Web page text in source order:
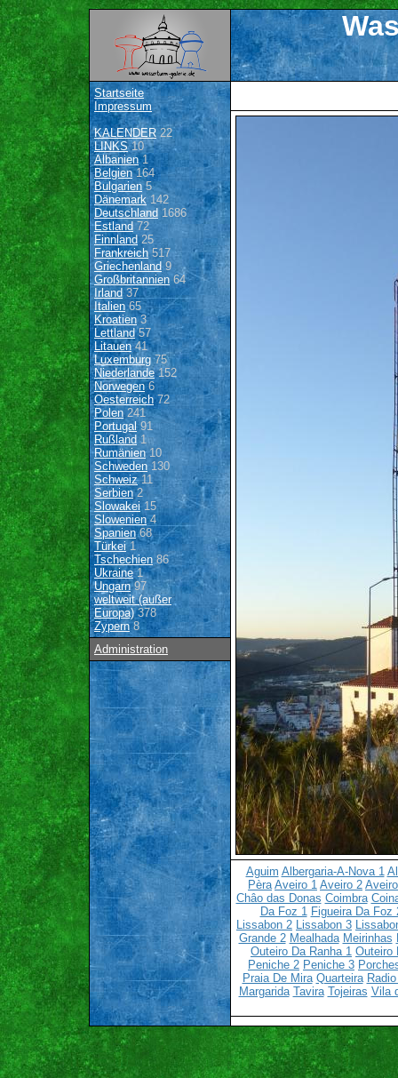
Startseite
Impressum
KALENDER22
LINKS10
Albanien1
Belgien164
Bulgarien 5
Dänemark142
Deutschland 1686
Estland 72
Finnland 25
Frankreich517
Griechenland9
Großbritannien64
Irland 37
Italien65
Kroatien3
Lettland57
Litauen41
Luxemburg 75
Niederlande152
Norwegen6
Oesterreich72
Polen 241
Portugal91
Rußland 1
Rumänien10
Schweden 130
Schweiz11
Serbien2
Slowakei15
Slowenien4
Spanien68
Türkei1
Tschechien 86
Ukraine1
Ungarn97
weltweit (außer
Europa)378
Zypern8
Administration
Aguim Albergaria-A-Nova 1
Pèra Aveiro 1 Aveiro 2
Châo das Donas Coimbra
Da Foz 1 Figueira Da Foz
Lissabon 2 Lissabon 3
Grande 2 Mealhada Meirinhas
Outeiro Da Ranha 1 Outeiro
Peniche 2 Peniche 3
Praia De Mira Quarteira
Margarida Tavira Tojeiras Vila